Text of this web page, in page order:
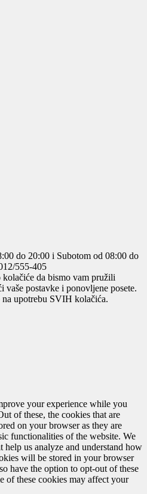
do 20:00 i Subotom od 08:00 do
555-405
da bismo vam pružili
vaše postavke i ponovljene posete.
upotrebu SVIH kolačića.
your experience while you
of these, the cookies that are
on your browser as they are
functionalities of the website. We
help us analyze and understand how
will be stored in your browser
have the option to opt-out of these
of these cookies may affect your